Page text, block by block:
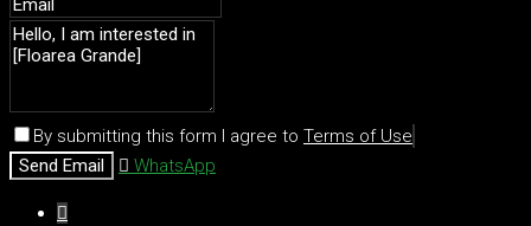
By submitting this form I agree to Terms of Use
Send Email
WhatsApp